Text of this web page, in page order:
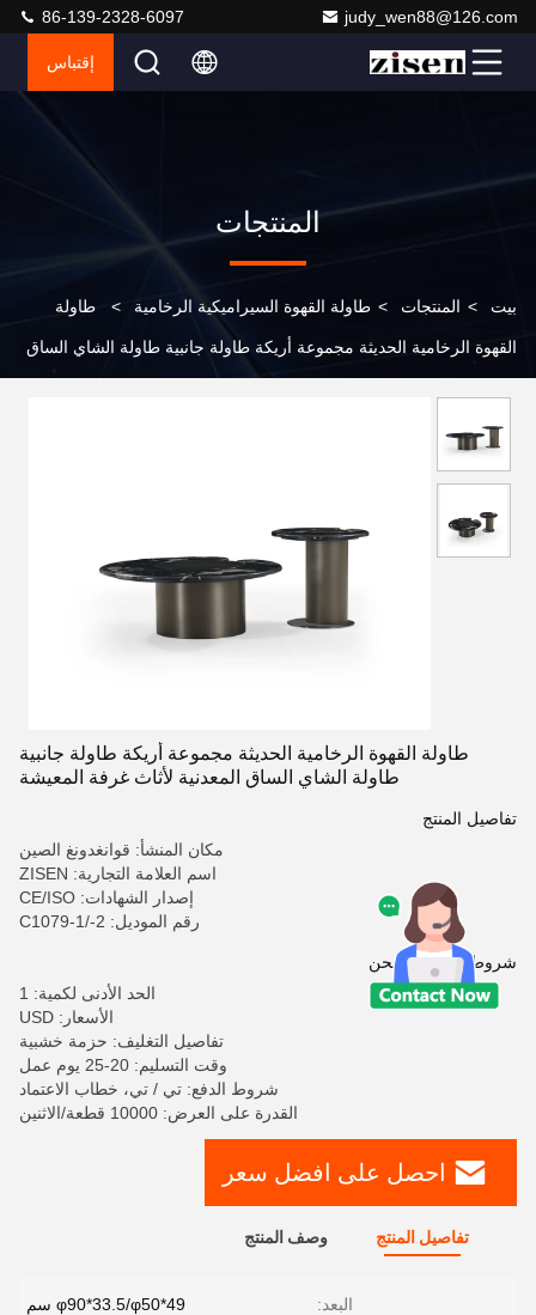
judy_wen88@126.com
86-139-2328-6097
إقتباس
المنتجات
بيت > المنتجات > طاولة القهوة السيراميكية الرخامية > طاولة
القهوة الرخامية الحديثة مجموعة أريكة طاولة جانبية طاولة الشاي الساق
طاولة القهوة الرخامية الحديثة مجموعة أريكة طاولة جانبية
طاولة الشاي الساق المعدنية لأثاث غرفة المعيشة
تفاصيل المنتج
مكان المنشأ: قوانغدونغ الصين
اسم العلامة التجارية: ZISEN
إصدار الشهادات: CE/ISO
رقم الموديل: C1079-1/-2
شروط الدفع والشحن
الحد الأدنى لكمية: 1
الأسعار: USD
تفاصيل التغليف: حزمة خشبية
وقت التسليم: 20-25 يوم عمل
شروط الدفع: تي / تي، خطاب الاعتماد
القدرة على العرض: 10000 قطعة/الاثنين
احصل على افضل سعر
تفاصيل المنتج وصف المنتج
البعد: φ90*33.5/φ50*49 سم